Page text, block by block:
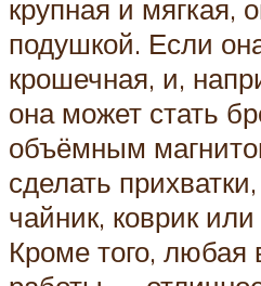
крупная и мягкая,
подушкой. Если
крошечная, и,
она может стать
объёмным
сделать
чайник, коврик
Кроме того,